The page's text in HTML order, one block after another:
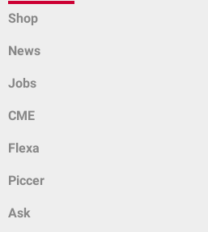
Shop
News
Jobs
CME
Flexa
Piccer
Ask